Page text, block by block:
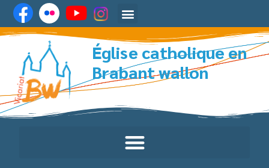
Église catholique en
Brabant wallon